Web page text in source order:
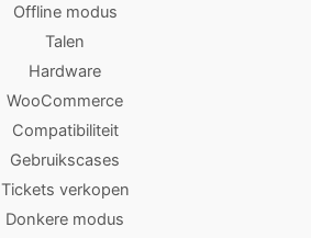
Offline modus
Talen
Hardware
WooCommerce
Compatibiliteit
Gebruikscases
Tickets verkopen
Donkere modus